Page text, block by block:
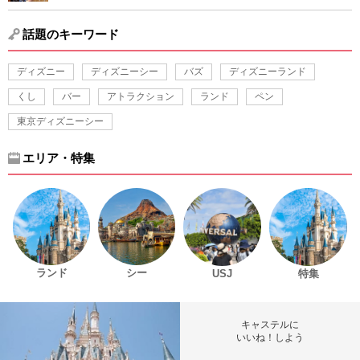
話題のキーワード
ディズニー ディズニーシー バズ ディズニーランド
くし バー アトラクション ランド ペン
東京ディズニーシー
エリア・特集
ランド シー USJ 特集
キャステルに
いいね！しよう